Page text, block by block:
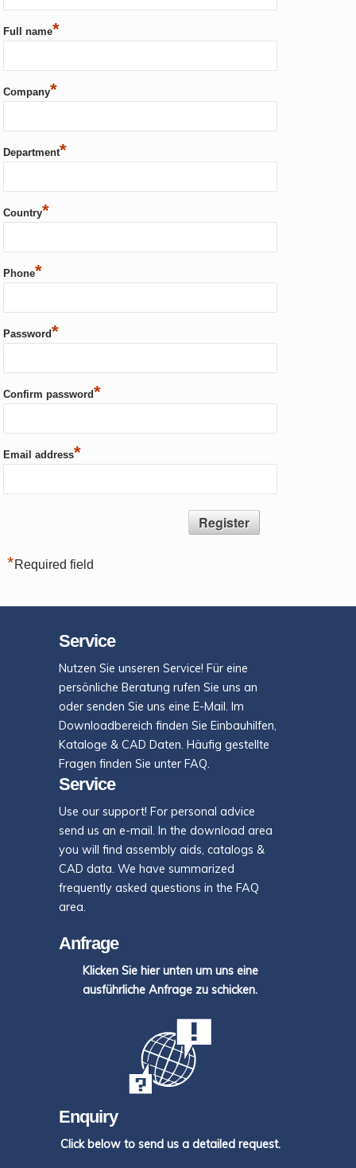
Full name*
Company*
Department*
Country*
Phone*
Password*
Confirm password*
Email address*
*Required field
Service
Nutzen Sie unseren Service! Für eine
persönliche Beratung rufen Sie uns an
oder senden Sie uns eine E-Mail. Im
Downloadbereich finden Sie Einbauhilfen,
Kataloge & CAD Daten. Häufig gestellte
Fragen finden Sie unter FAQ.
Service
Use our support! For personal advice
send us an e-mail. In the download area
you will find assembly aids, catalogs &
CAD data. We have summarized
frequently asked questions in the FAQ
area.
Anfrage
Klicken Sie hier unten um uns eine
ausführliche Anfrage zu schicken.
Enquiry
Click below to send us a detailed request.